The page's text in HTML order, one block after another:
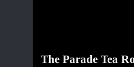
The Parade Tea